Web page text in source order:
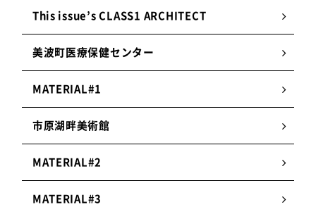
This issue’s CLASS1 ARCHITECT
美波町医療保健センター
MATERIAL#1
市原湖畔美術館
MATERIAL#2
MATERIAL#3